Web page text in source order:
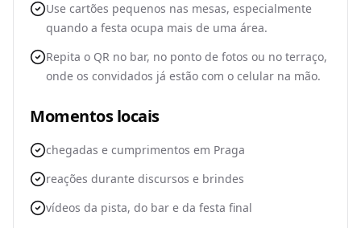
Use cartões pequenos nas mesas, especialmente
quando a festa ocupa mais de uma área.
Repita o QR no bar, no ponto de fotos ou no terraço,
onde os convidados já estão com o celular na mão.
Momentos locais
chegadas e cumprimentos em Praga
reações durante discursos e brindes
vídeos da pista, do bar e da festa final